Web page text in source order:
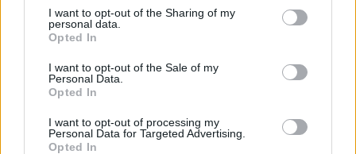
de su consentimiento, pero usted tiene el derecho de
rechazar tal procesamiento. Sus preferencias se aplicarán
cualquier momento entrando de nuevo en este sitio web o
visitando nuestra política de privacidad.
I want to opt-out of the Sharing of my
personal data.
Opted In
I want to opt-out of the Sale of my
Personal Data.
Opted In
I want to opt-out of processing my
Personal Data for Targeted Advertising.
Opted In